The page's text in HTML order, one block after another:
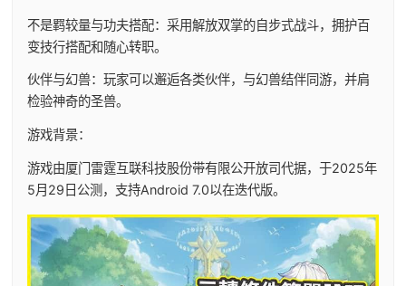
不是羁较量与功夫搭配：采用解放双掌的自步式战斗，拥护百
变技行搭配和随心转职。
伙伴与幻兽：玩家可以邂逅各类伙伴，与幻兽结伴同游，并肩
检验神奇的圣兽。
游戏背景：
游戏由厦门雷霆互联科技股份带有限公开放司代据，于2025年
5月29日公测，支持Android 7.0以在迭代版。